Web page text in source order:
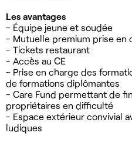
Les avantages
- Équipe jeune et soudée
- Mutuelle premium prise en
- Tickets restaurant
- Accès au CE
- Prise en charge des
de formations diplômantes
- Care Fund permettant de
propriétaires en difficulté
- Espace extérieur convivial
ludiques